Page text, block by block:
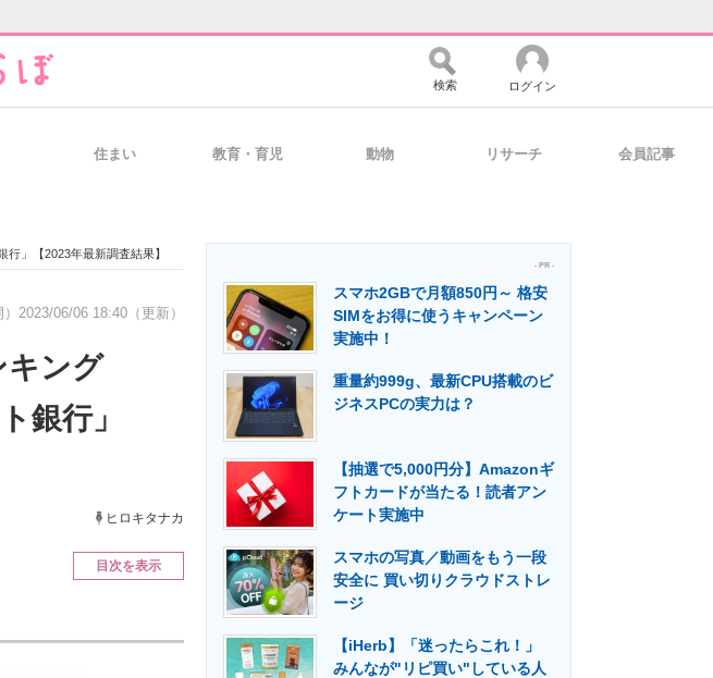
経営リーダーのコミュニティ マーケ×ITの今がよく分かる
製造業のIT導入・活用を支援
エネルギーの専門メディア 建設×テクノロジーの最前線
検索 ログイン
住まい 教育・育児 動物 リサーチ 会員記事
」【2023年最新調査結果】
2023/06/06 18:40（更新）
キング
銀行」
ヒロキタナカ
目次を表示
- PR -
スマホ2GBで月額850円～ 格安
SIMをお得に使うキャンペーン
実施中！
重量約999g、最新CPU搭載のビ
ジネスPCの実力は？
【抽選で5,000円分】Amazonギ
フトカードが当たる！読者アン
ケート実施中
スマホの写真／動画をもう一段
安全に 買い切りクラウドストレ
ージ
【iHerb】「迷ったらこれ！」
みんなが"リピ買い"している人